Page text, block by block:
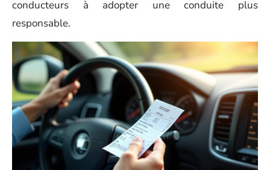
conducteurs à adopter une conduite plus
responsable.